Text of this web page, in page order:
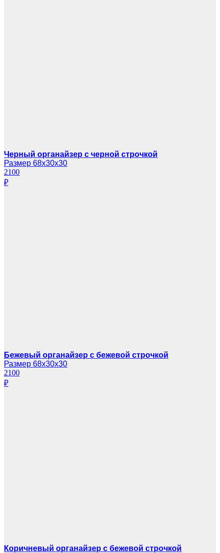
Черный органайзер с черной строчкой
Размер 68х30х30
2100
₽
Бежевый органайзер с бежевой строчкой
Размер 68х30х30
2100
₽
Коричневый органайзер с бежевой строчкой